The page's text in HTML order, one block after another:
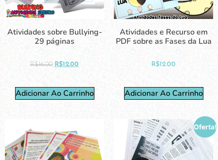
Atividades sobre Bullying-
29 páginas
R$16.00 R$12.00
Adicionar Ao Carrinho
Atividades e Recurso em
PDF sobre as Fases da Lua
R$12.00
Adicionar Ao Carrinho
Oferta!